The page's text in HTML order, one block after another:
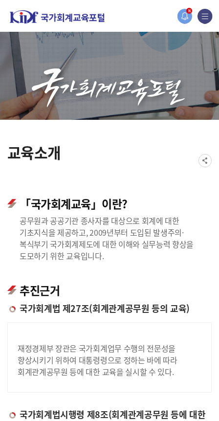
N
다.
교육소개
「국가회계교육」이란?
공무원과 공공기관 종사자를 대상으로 회계에 대한
기초지식을 제공하고, 2009년부터 도입된 발생주의·
복식부기 국가회계제도에 대한 이해와 실무능력 향상을
도모하기 위한 교육입니다.
추진근거
국가회계법 제27조(회계관계공무원 등의 교육)
재정경제부 장관은 국가회계업무 수행의 전문성을
향상시키기 위하여 대통령령으로 정하는 바에 따라
회계관계공무원 등에 대한 교육을 실시할 수 있다.
국가회계법시행령 제8조(회계관계공무원 등에 대한